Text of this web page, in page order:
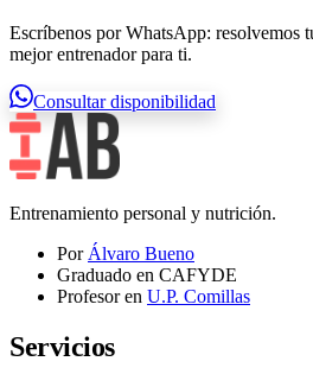
Escríbenos por WhatsApp: resolvemos
mejor entrenador para ti.
Consultar disponibilidad
Entrenamiento personal y nutrición.
Por Álvaro Bueno
Graduado en CAFYDE
Profesor en U.P. Comillas
Servicios